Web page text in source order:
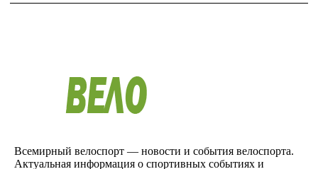
Всемирный велоспорт — новости и события велоспорта.
Актуальная информация о спортивных событиях и